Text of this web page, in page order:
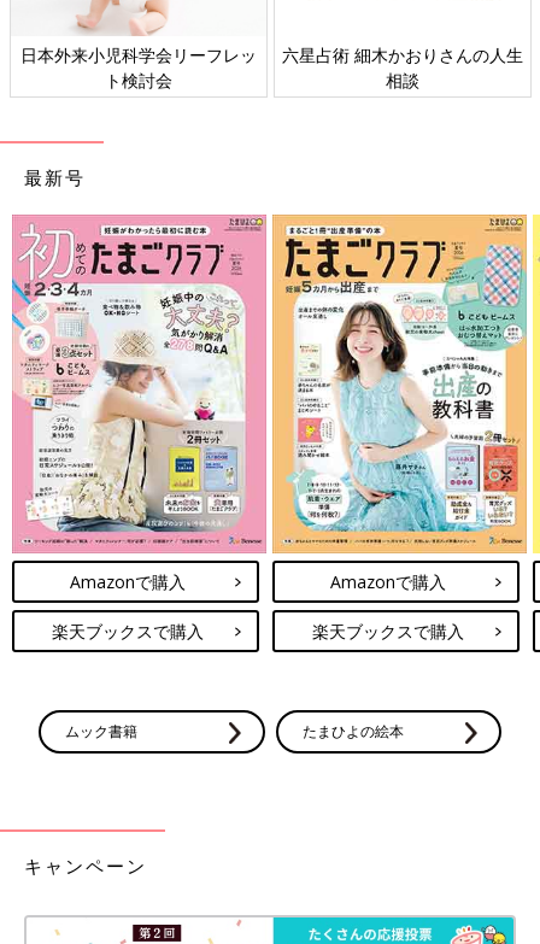
新生児期からのお世話も写真でよくわかる！ 月齢別に、体・心
の成長とかかわりかたを掲載。
ワンオペおふろの手順など、ママ・パパの「困った！」を具体的
なテクで解決。
目安などもわかりやすく紹介しています。
切り取って使える、「赤ちゃんの月齢別 発育・発達見通し表」
日本外来小児科学会リーフレッ
ト検討会
六星占術 細木かおりさんの人生
相談
最新号
Amazonで購入
楽天ブックスで購入
Amazonで購入
楽天ブックスで購入
ムック書籍 たまひよの絵本
キャンペーン